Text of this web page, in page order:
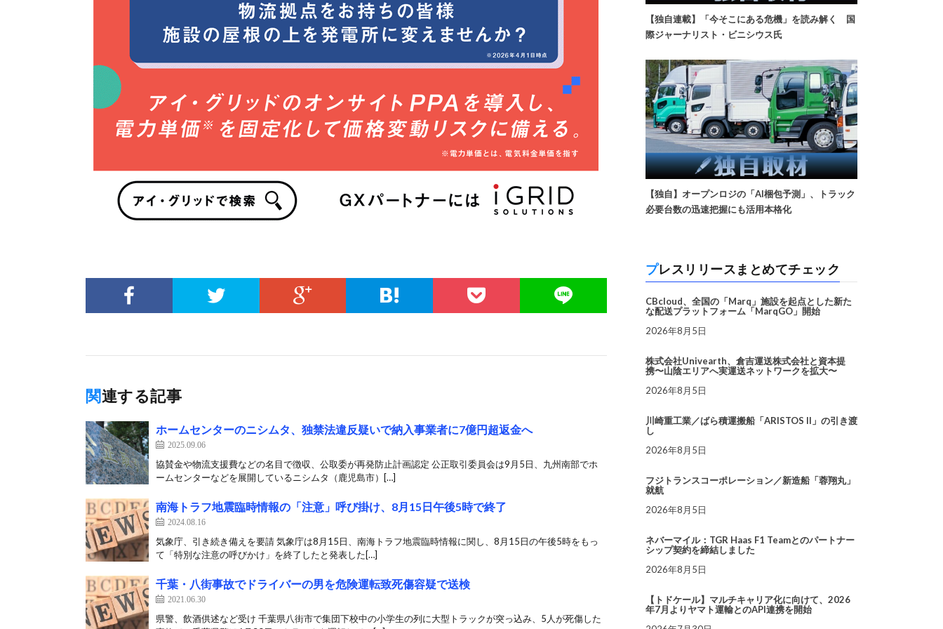
関連する記事
ホームセンターのニシムタ、独禁法違反疑いで納入事業者に7億円超返金へ
2025.09.06
協賛金や物流支援費などの名目で徴収、公取委が再発防止計画認定 公正取引委員会は9月5日、九州南部でホ
ームセンターなどを展開しているニシムタ（鹿児島市）[…]
南海トラフ地震臨時情報の「注意」呼び掛け、8月15日午後5時で終了
2024.08.16
気象庁、引き続き備えを要請 気象庁は8月15日、南海トラフ地震臨時情報に関し、8月15日の午後5時をもっ
て「特別な注意の呼びかけ」を終了したと発表した[…]
千葉・八街事故でドライバーの男を危険運転致死傷容疑で送検
2021.06.30
県警、飲酒供述など受け 千葉県八街市で集団下校中の小学生の列に大型トラックが突っ込み、5人が死傷した
【独自連載】「今そこにある危機」を読み解く 国
際ジャーナリスト・ビニシウス氏
【独自】オープンロジの「AI梱包予測」、トラック
必要台数の迅速把握にも活用本格化
プレスリリースまとめてチェック
CBcloud、全国の「Marq」施設を起点とした新た
な配送プラットフォーム「MarqGO」開始
2026年8月5日
株式会社Univearth、倉吉運送株式会社と資本提
携〜山陰エリアへ実運送ネットワークを拡大〜
2026年8月5日
川崎重工業／ばら積運搬船「ARISTOS II」の引き渡
し
2026年8月5日
フジトランスコーポレーション／新造船「蓉翔丸」
就航
2026年8月5日
ネバーマイル：TGR Haas F1 Teamとのパートナー
シップ契約を締結しました
2026年8月5日
【トドケール】マルチキャリア化に向けて、2026
年7月よりヤマト運輸とのAPI連携を開始